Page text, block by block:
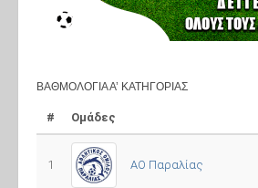
ΒΑΘΜΟΛΟΓΊΑ Α’ ΚΑΤΗΓΟΡΊΑΣ
# Ομάδες
1 ΑΟ Παραλίας